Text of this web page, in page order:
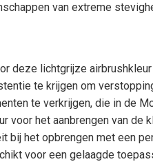
van extreme
deze lichtgrijze
te krijgen om
te verkrijgen, die in de
voor het aanbrengen van de
bij het opbrengen met een
voor een gelaagde